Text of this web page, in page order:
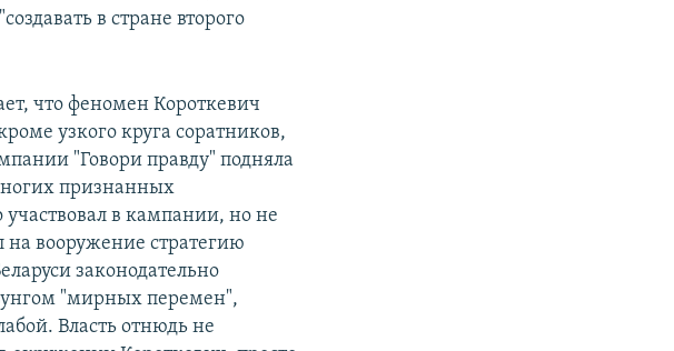
в стране второго
что феномен Короткевич
узкого круга соратников,
"Говори правду" подняла
признанных
в кампании, но не
на вооружение стратегию
законодательно
"мирных перемен",
Власть отнюдь не